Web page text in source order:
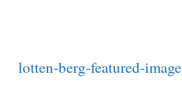
lotten-berg-featured-image